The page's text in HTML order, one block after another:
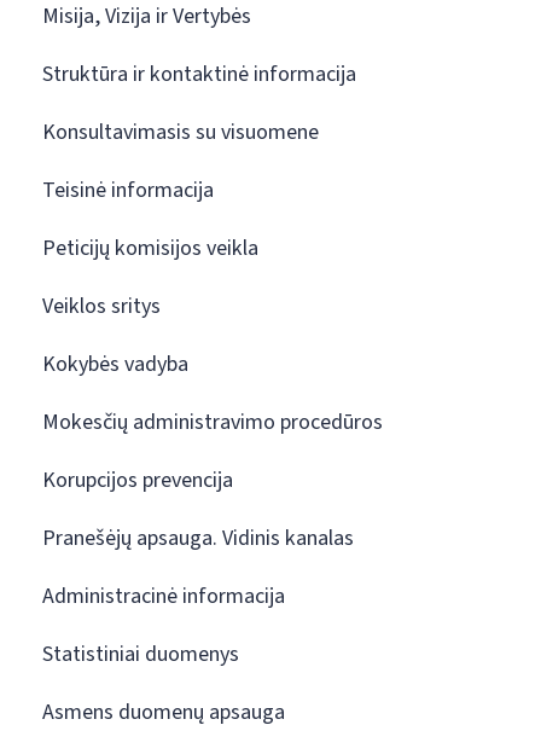
Misija, Vizija ir Vertybės
Struktūra ir kontaktinė informacija
Konsultavimasis su visuomene
Teisinė informacija
Peticijų komisijos veikla
Veiklos sritys
Kokybės vadyba
Mokesčių administravimo procedūros
Korupcijos prevencija
Pranešėjų apsauga. Vidinis kanalas
Administracinė informacija
Statistiniai duomenys
Asmens duomenų apsauga